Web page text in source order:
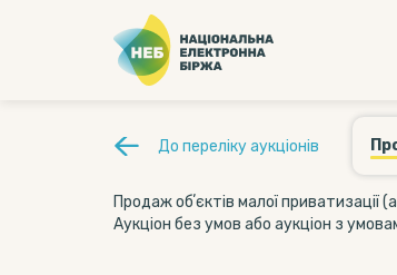
До переліку аукціонів
Продаж обʼєктів малої приватизації
Аукціон без умов або аукціон з